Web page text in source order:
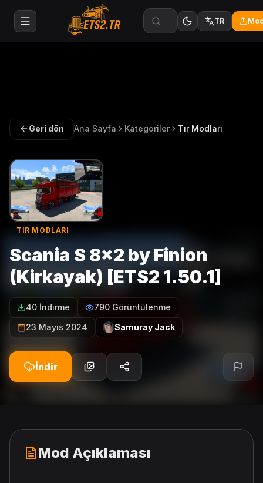
TR
Geri dön Ana Sayfa Kategoriler Tır Modları
TIR MODLARI
Scania S 8×2 by Finion
(Kirkayak) [ETS2 1.50.1]
40 İndirme
790 Görüntülenme
23 Mayıs 2024
Samuray Jack
İndir
Mod Açıklaması